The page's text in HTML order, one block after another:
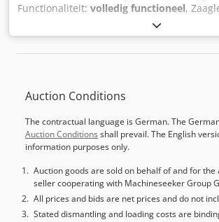
Functionaliteit: volledig functioneel,
Zaagdiepte: 2200 mm Zaagbladuitsteek: 95
Hoofdzaaggroep Voorritzaaggroep Aantal
Dedpfszaah Tjx Aipekr 1 voorste tafel met
Etiketprinter Achterste hefplateau
Auction Conditions
The contractual language is German. The
Auction Conditions shall prevail. The English
information purposes only.
Auction goods are sold on behalf of and for the
seller cooperating with Machineseeker Group
All prices and bids are net prices and do not
Stated dismantling and loading costs are